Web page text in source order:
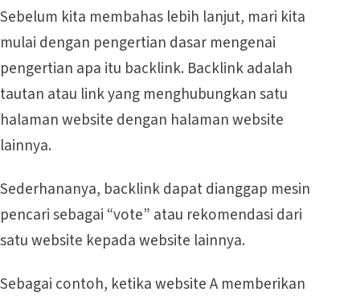
Sebelum kita membahas lebih lanjut, mari kita
mulai dengan pengertian dasar mengenai
pengertian apa itu backlink. Backlink adalah
tautan atau link yang menghubungkan satu
halaman website dengan halaman website
lainnya.
Sederhananya, backlink dapat dianggap mesin
pencari sebagai “vote” atau rekomendasi dari
satu website kepada website lainnya.
Sebagai contoh, ketika website A memberikan